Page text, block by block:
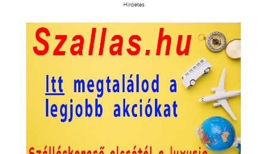
Hirdetés